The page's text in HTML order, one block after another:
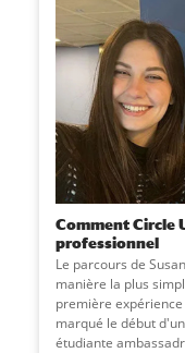
Comment Circle
professionnel
Le parcours de
manière la plus
première
marqué le début
étudiante